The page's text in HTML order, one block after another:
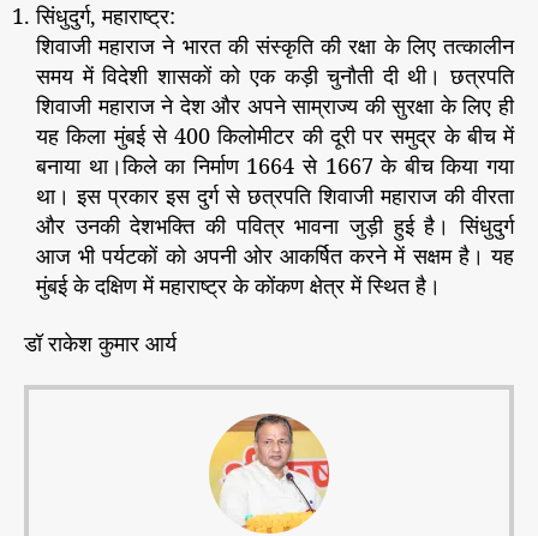
सिंधुदुर्ग, महाराष्ट्र:
शिवाजी महाराज ने भारत की संस्कृति की रक्षा के लिए तत्कालीन
समय में विदेशी शासकों को एक कड़ी चुनौती दी थी। छत्रपति
शिवाजी महाराज ने देश और अपने साम्राज्य की सुरक्षा के लिए ही
यह किला मुंबई से 400 किलोमीटर की दूरी पर समुद्र के बीच में
बनाया था।किले का निर्माण 1664 से 1667 के बीच किया गया
था। इस प्रकार इस दुर्ग से छत्रपति शिवाजी महाराज की वीरता
और उनकी देशभक्ति की पवित्र भावना जुड़ी हुई है। सिंधुदुर्ग
आज भी पर्यटकों को अपनी ओर आकर्षित करने में सक्षम है। यह
मुंबई के दक्षिण में महाराष्ट्र के कोंकण क्षेत्र में स्थित है।
डॉ राकेश कुमार आर्य